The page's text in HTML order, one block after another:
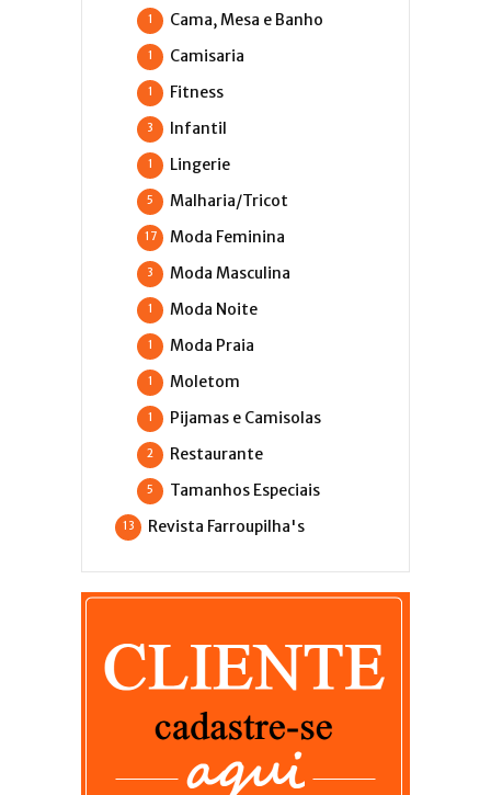
Cama, Mesa e Banho
1
Camisaria
1
Fitness
1
Infantil
3
Lingerie
1
Malharia/Tricot
5
Moda Feminina
17
Moda Masculina
3
Moda Noite
1
Moda Praia
1
Moletom
1
Pijamas e Camisolas
1
Restaurante
2
Tamanhos Especiais
5
Revista Farroupilha's
13